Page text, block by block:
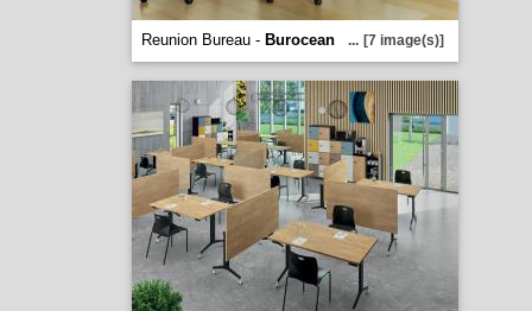
Reunion Bureau - Burocean ... [7 image(s)]